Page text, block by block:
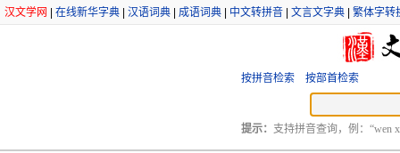
汉文学网 在线新华字典 汉语词典 成语词典 中文转拼音 文言文字典 繁体字转
按拼音检索 按部首检索
提示： 支持拼音查询，例：“wen